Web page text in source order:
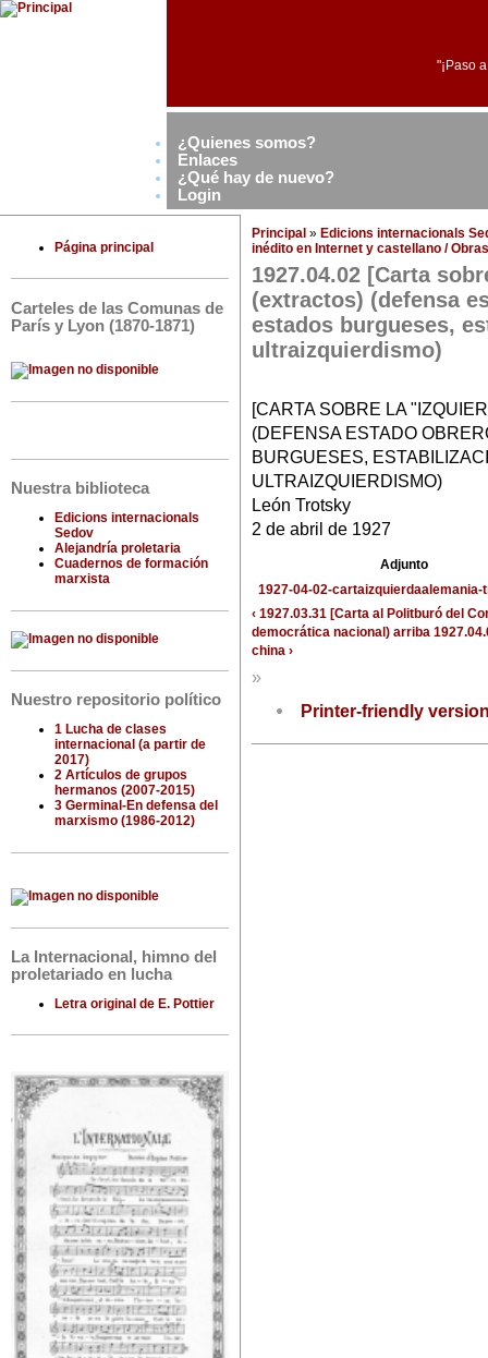
"¡Paso
¿Quienes somos?
Enlaces
¿Qué hay de nuevo?
Login
Página principal
Carteles de las Comunas de
París y Lyon (1870-1871)
Nuestra biblioteca
Edicions internacionals
Sedov
Alejandría proletaria
Cuadernos de formación
marxista
Nuestro repositorio político
1 Lucha de clases
internacional (a partir de
2017)
2 Artículos de grupos
hermanos (2007-2015)
3 Germinal-En defensa del
marxismo (1986-2012)
La Internacional, himno del
proletariado en lucha
Letra original de E. Pottier
Principal » Edicions internacionals
inédito en Internet y castellano /
1927.04.02 [Carta
(extractos) (defensa
estados burgueses,
ultraizquierdismo)
[CARTA SOBRE LA
(DEFENSA ESTADO
BURGUESES,
ULTRAIZQUIERDISMO)
León Trotsky
2 de abril de 1927
Adjunto
1927-04-02-cartaizquierdaalemania-
‹ 1927.03.31 [Carta al Politburó del
democrática nacional) arriba
china ›
»
Printer-friendly